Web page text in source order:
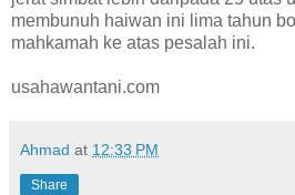
membunuh haiwan ini lima tahun
mahkamah ke atas pesalah ini.
usahawantani.com
Ahmad at 12:33 PM
Share